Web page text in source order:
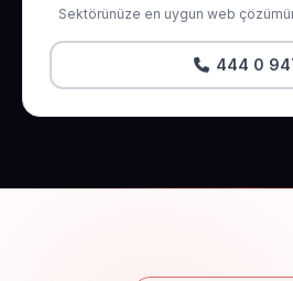
Sektörünüze en uygun web
444 0